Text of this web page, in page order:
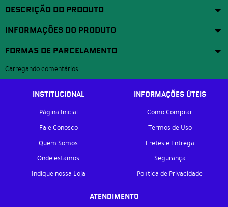
DESCRIÇÃO DO PRODUTO
INFORMAÇÕES DO PRODUTO
FORMAS DE PARCELAMENTO
Carregando comentários ...
INSTITUCIONAL
Página Inicial
Fale Conosco
Quem Somos
Onde estamos
Indique nossa Loja
INFORMAÇÕES ÚTEIS
Como Comprar
Termos de Uso
Fretes e Entrega
Segurança
Política de Privacidade
ATENDIMENTO